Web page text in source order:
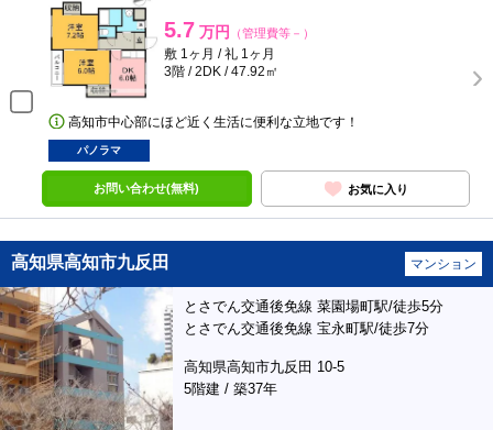
5.7 万円 （管理費等－）
敷 1ヶ月 / 礼 1ヶ月
3階 / 2DK / 47.92㎡
高知市中心部にほど近く生活に便利な立地です！
パノラマ
お問い合わせ(無料) お気に入り
高知県高知市九反田 マンション
とさでん交通後免線 菜園場町駅/徒歩5分
とさでん交通後免線 宝永町駅/徒歩7分
高知県高知市九反田 10-5
5階建 / 築37年